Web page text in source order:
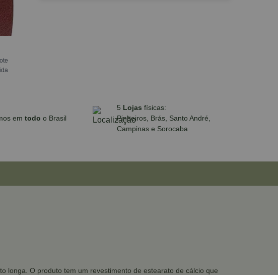
em todo o Brasil
5 Lojas físicas:
Pinheiros, Brás, Santo André,
Campinas e Sorocaba
longa. O produto tem um revestimento de estearato de cálcio que